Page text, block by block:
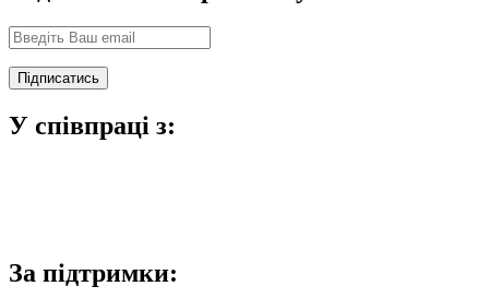
У співпраці з:
За підтримки: